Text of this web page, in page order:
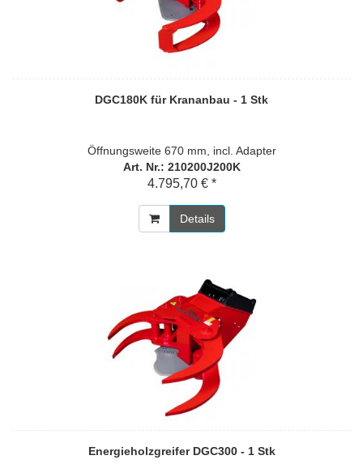
DGC180K für Krananbau - 1 Stk
Öffnungsweite 670 mm, incl. Adapter
Art. Nr.: 210200J200K
4.795,70 € *
Details
Energieholzgreifer DGC300 - 1 Stk